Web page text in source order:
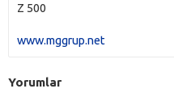
Z 500
www.mggrup.net
Yorumlar